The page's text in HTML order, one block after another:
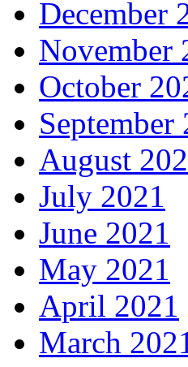
December
November
October
September
August
July 2021
June 2021
May 2021
April 2021
March